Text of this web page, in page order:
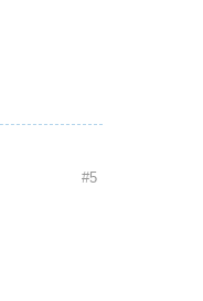
#5